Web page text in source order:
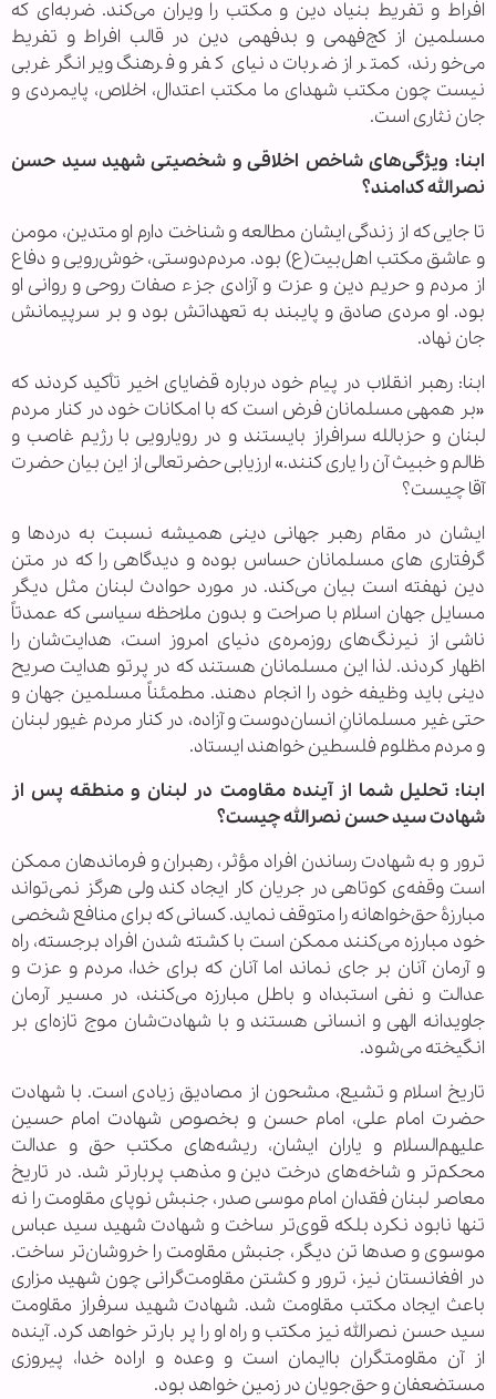
افراط و تفریط بنیاد دین و مکتب را ویران می‌کند. ضربه‌ای که
مسلمین از کج‌فهمی و بدفهمی دین در قالب افراط و تفریط
می‌خورند، کمتر از ضربات دنیای کفر و فرهنگ ویرانگر غربی
نیست چون مکتب شهدای ما مکتب اعتدال، اخلاص، پایمردی و
جان نثاری است.
ابنا: ویژگی‌های شاخص اخلاقی و شخصیتی شهید سید حسن
نصرالله کدامند؟
تا جایی که از زندگی ایشان مطالعه و شناخت دارم او متدین، مومن
و عاشق مکتب اهل‌بیت(ع) بود. مردم‌دوستی، خوش‌رویی و دفاع
از مردم و حریم دین و عزت و آزادی جزء صفات روحی و روانی او
بود. او مردی صادق و پایبند به تعهداتش بود و بر سرپیمانش
جان نهاد.
ابنا: رهبر انقلاب در پیام خود درباره قضایای اخیر تأکید کردند که
«بر همهی مسلمانان فرض است که با امکانات خود در کنار مردم
لبنان و حزبالله سرافراز بایستند و در رویارویی با رژیم غاصب و
ظالم و خبیث آن را یاری کنند.» ارزیابی حضرتعالی از این بیان حضرت
آقا چیست؟
ایشان در مقام رهبر جهانی دینی همیشه نسبت به دردها و
گرفتاری های مسلمانان حساس بوده و دیدگاهی را که در متن
دین نهفته است بیان می‌کند. در مورد حوادث لبنان مثل دیگر
مسایل جهان اسلام با صراحت و بدون ملاحظه سیاسی که عمدتاً
ناشی از نیرنگ‌های روزمره‌ی دنیای امروز است، هدایت‌شان را
اظهار کردند. لذا این مسلمانان هستند که در پرتو هدایت صریح
دینی باید وظیفه خود را انجام دهند. مطمئناً مسلمین جهان و
حتی غیر مسلمانانِ انسان‌دوست و آزاده، در کنار مردم غیور لبنان
و مردم مظلوم فلسطین خواهند ایستاد.
ابنا: تحلیل شما از آینده مقاومت در لبنان و منطقه پس از
شهادت سید حسن نصرالله چیست؟
ترور و به شهادت رساندن افراد مؤثر، رهبران و فرماندهان ممکن
است وقفه‌ی کوتاهی در جریان کار ایجاد کند ولی هرگز نمی‌تواند
مبارزۀ حق‌خواهانه را متوقف نماید. کسانی که برای منافع شخصی
خود مبارزه می‌کنند ممکن است با کشته شدن افراد برجسته، راه
و آرمان آنان بر جای نماند اما آنان که برای خدا، مردم و عزت و
عدالت و نفی استبداد و باطل مبارزه می‌کنند، در مسیر آرمان
جاویدانه الهی و انسانی هستند و با شهادت‌شان موج تازه‌ای بر
انگیخته می‌شود.
تاریخ اسلام و تشیع، مشحون از مصادیق زیادی است. با شهادت
حضرت امام علی، امام حسن و بخصوص شهادت امام حسین
علیهم‌السلام و یاران ایشان، ریشه‌های مکتب حق و عدالت
محکم‌تر و شاخه‌های درخت دین و مذهب پربارتر شد. در تاریخ
معاصر لبنان فقدان امام موسی صدر، جنبش نوپای مقاومت را نه
تنها نابود نکرد بلکه قوی‌تر ساخت و شهادت شهید سید عباس
موسوی و صدها تن دیگر، جنبش مقاومت را خروشان‌تر ساخت.
در افغانستان نیز، ترور و کشتن مقاومت‌گرانی چون شهید مزاری
باعث ایجاد مکتب مقاومت شد. شهادت شهید سرفراز مقاومت
سید حسن نصرالله نیز مکتب و راه او را پر بارتر خواهد کرد. آینده
از آن مقاومتگران باایمان است و وعده و اراده خدا، پیروزی
مستضعفان و حق‌جویان در زمین خواهد بود.